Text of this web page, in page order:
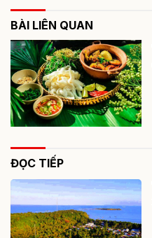
BÀI LIÊN QUAN
ĐỌC TIẾP